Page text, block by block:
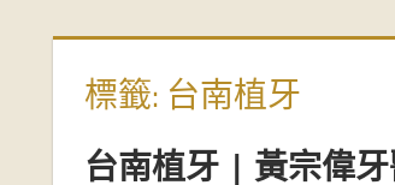
醫
診
所-
標籤: 台南植牙
台南植牙 | 黃宗偉